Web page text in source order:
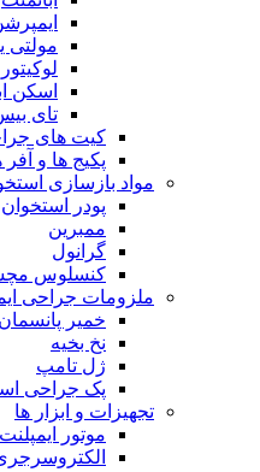
مولتی
اسکن
تای
کیت های
پکیج ها و آفر
مواد بازسازی
پودر استخوان
ممبرین
گرانول
کنسلوس
ملزومات جراحی
خمیر
نخ بخیه
ژل تامپ
پک جراحی
تجهیزات و ابزار ها
موتور ایمپلنت